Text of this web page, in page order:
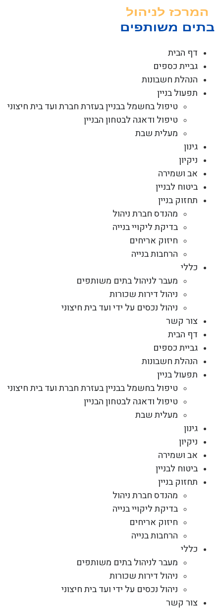
דף הבית
גביית כספים
הנהלת חשבונות
תפעול בניין
טיפול בחשמל בבניין בעזרת חברת ועד בית חיצוני
טיפול ודאגה לבטחון הבניין
מעלית שבת
גינון
ניקיון
אב ושמירה
ביטוח לבניין
תחזוק בניין
מהנדס חברת ניהול
בדיקת ליקויי בנייה
חיזוק אריחים
הרחבות בנייה
כללי
מעבר לניהול בתים משותפים
ניהול דירות שכורות
ניהול נכסים על ידי ועד בית חיצוני
צור קשר
דף הבית
גביית כספים
הנהלת חשבונות
תפעול בניין
טיפול בחשמל בבניין בעזרת חברת ועד בית חיצוני
טיפול ודאגה לבטחון הבניין
מעלית שבת
גינון
ניקיון
אב ושמירה
ביטוח לבניין
תחזוק בניין
מהנדס חברת ניהול
בדיקת ליקויי בנייה
חיזוק אריחים
הרחבות בנייה
כללי
מעבר לניהול בתים משותפים
ניהול דירות שכורות
ניהול נכסים על ידי ועד בית חיצוני
צור קשר